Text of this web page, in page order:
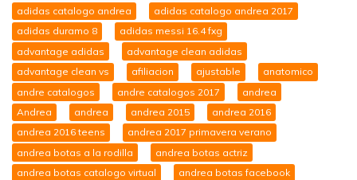
adidas catalogo andrea
adidas catalogo andrea 2017
adidas duramo 8
adidas messi 16.4 fxg
advantage adidas
advantage clean adidas
advantage clean vs
afiliacion ajustable
anatomico
andre catalogos
andre catalogos 2017
andrea
Andrea
andrea andrea 2015
andrea 2016
andrea 2016 teens
andrea 2017 primavera verano
andrea botas a la rodilla
andrea botas actriz
andrea botas catalogo virtual
andrea botas facebook